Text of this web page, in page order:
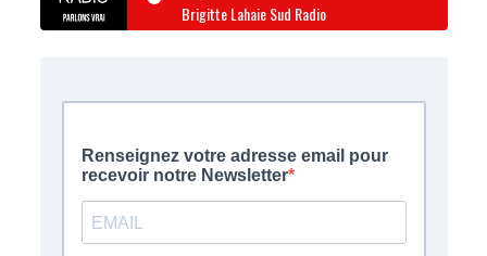
Brigitte Lahaie Sud Radio